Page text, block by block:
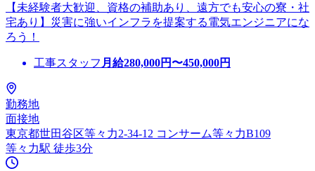
【未経験者大歓迎、資格の補助あり、遠方でも安心の寮・社
宅あり】災害に強いインフラを提案する電気エンジニアにな
ろう！
工事スタッフ 月給280,000円〜450,000円
勤務地
面接地
東京都世田谷区等々力2-34-12 コンサーム等々力B109
等々力駅 徒歩3分